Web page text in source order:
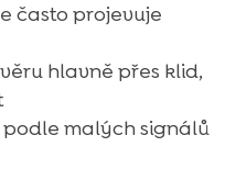
často projevuje
hlavně přes klid,
malých signálů